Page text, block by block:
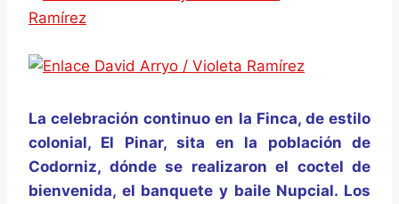
La celebración continuo en la Finca, de estilo
colonial, El Pinar, sita en la población de
Codorniz, dónde se realizaron el coctel de
bienvenida, el banquete y baile Nupcial. Los